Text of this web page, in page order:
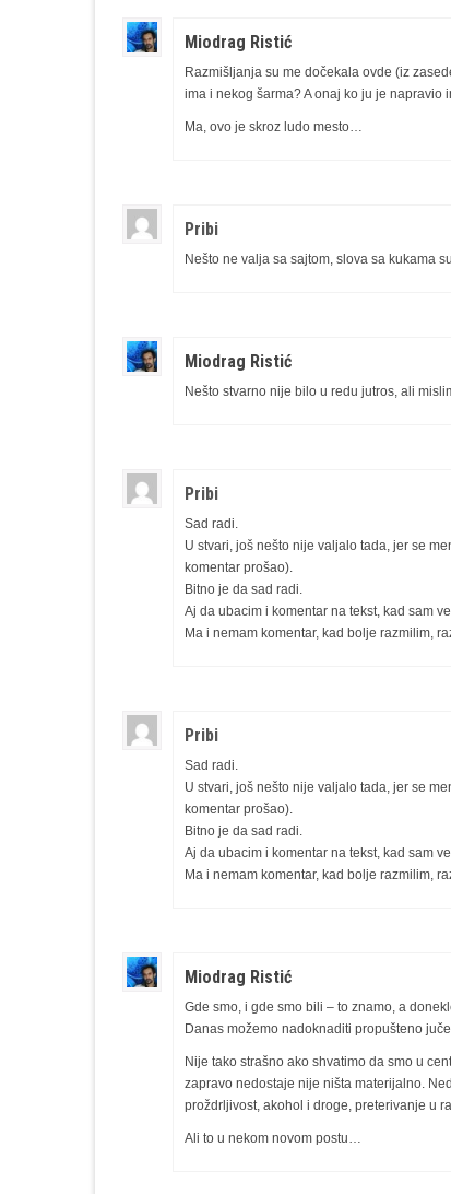
Miodrag Ristić
Razmišljanja su me dočekala ovde (iz
ima i nekog šarma? A onaj ko ju je
Ma, ovo je skroz ludo mesto…
Pribi
Nešto ne valja sa sajtom, slova sa kukama
Miodrag Ristić
Nešto stvarno nije bilo u redu jutros, ali
Pribi
Sad radi.
U stvari, još nešto nije valjalo tada, jer se
komentar prošao).
Bitno je da sad radi.
Aj da ubacim i komentar na tekst, kad sam
Ma i nemam komentar, kad bolje razmilim,
Pribi
Sad radi.
U stvari, još nešto nije valjalo tada, jer se
komentar prošao).
Bitno je da sad radi.
Aj da ubacim i komentar na tekst, kad sam
Ma i nemam komentar, kad bolje razmilim,
Miodrag Ristić
Gde smo, i gde smo bili – to znamo, a
Danas možemo nadoknaditi propušteno
Nije tako strašno ako shvatimo da smo u
zapravo nedostaje nije ništa materijalno.
proždrljivost, akohol i droge, preterivanje u
Ali to u nekom novom postu…